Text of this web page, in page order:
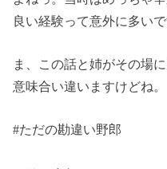
良い経験って意外に多いで
ま、この話と姉がその場
意味合い違いますけどね。
#ただの勘違い野郎